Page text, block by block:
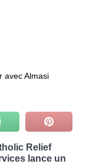
avec Almasi
Relief
lance un